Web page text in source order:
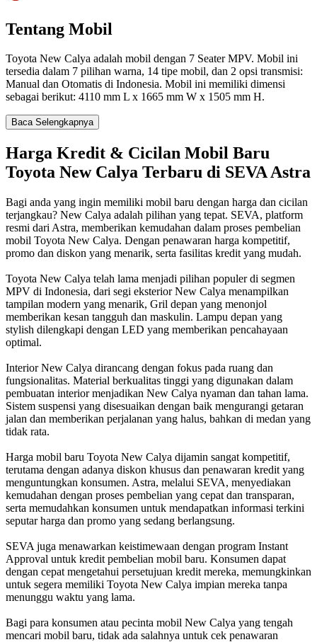
Tentang Mobil
Toyota New Calya adalah mobil dengan 7 Seater MPV. Mobil ini
tersedia dalam 7 pilihan warna, 14 tipe mobil, dan 2 opsi transmisi:
Manual dan Otomatis di Indonesia. Mobil ini memiliki dimensi
sebagai berikut: 4110 mm L x 1665 mm W x 1505 mm H.
Baca Selengkapnya
Harga Kredit & Cicilan Mobil Baru
Toyota New Calya Terbaru di SEVA Astra
Bagi anda yang ingin memiliki mobil baru dengan harga dan cicilan
terjangkau? New Calya adalah pilihan yang tepat. SEVA, platform
resmi dari Astra, memberikan kemudahan dalam proses pembelian
mobil Toyota New Calya. Dengan penawaran harga kompetitif,
promo dan diskon yang menarik, serta fasilitas kredit yang mudah.
Toyota New Calya telah lama menjadi pilihan populer di segmen
MPV di Indonesia, dari segi eksterior New Calya menampilkan
tampilan modern yang menarik, Gril depan yang menonjol
memberikan kesan tangguh dan maskulin. Lampu depan yang
stylish dilengkapi dengan LED yang memberikan pencahayaan
optimal.
Interior New Calya dirancang dengan fokus pada ruang dan
fungsionalitas. Material berkualitas tinggi yang digunakan dalam
pembuatan interior menjadikan New Calya nyaman dan tahan lama.
Sistem suspensi yang disesuaikan dengan baik mengurangi getaran
jalan dan memberikan perjalanan yang halus, bahkan di medan yang
tidak rata.
Harga mobil baru Toyota New Calya dijamin sangat kompetitif,
terutama dengan adanya diskon khusus dan penawaran kredit yang
menguntungkan konsumen. Astra, melalui SEVA, menyediakan
kemudahan dengan proses pembelian yang cepat dan transparan,
serta memudahkan konsumen untuk mendapatkan informasi terkini
seputar harga dan promo yang sedang berlangsung.
SEVA juga menawarkan keistimewaan dengan program Instant
Approval untuk kredit pembelian mobil baru. Konsumen dapat
dengan cepat mengetahui persetujuan kredit mereka, memungkinkan
untuk segera memiliki Toyota New Calya impian mereka tanpa
menunggu waktu yang lama.
Bagi para konsumen atau pecinta mobil New Calya yang tengah
mencari mobil baru, tidak ada salahnya untuk cek penawaran